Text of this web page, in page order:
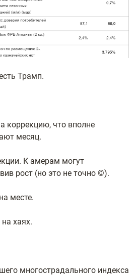
Трамп.
коррекцию, что вполне
месяц.
К амерам могут
рост (но это не точно ©).
месте.
хаях.
многострадального индекса